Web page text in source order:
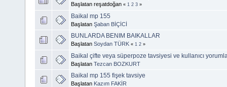
Başlatan reşatdoğan « 1 2 3 »
Baikal mp 155
Başlatan Şaban BİÇİCİ
BUNLARDA BENIM BAIKALLAR
Başlatan Soydan TÜRK « 1 2 »
Baikal çifte veya süperpoze tavsiyesi ve kullanıcı
Başlatan Tezcan BOZKURT
Baikal mp 155 fişek tavsiye
Başlatan Kazım FAKİR